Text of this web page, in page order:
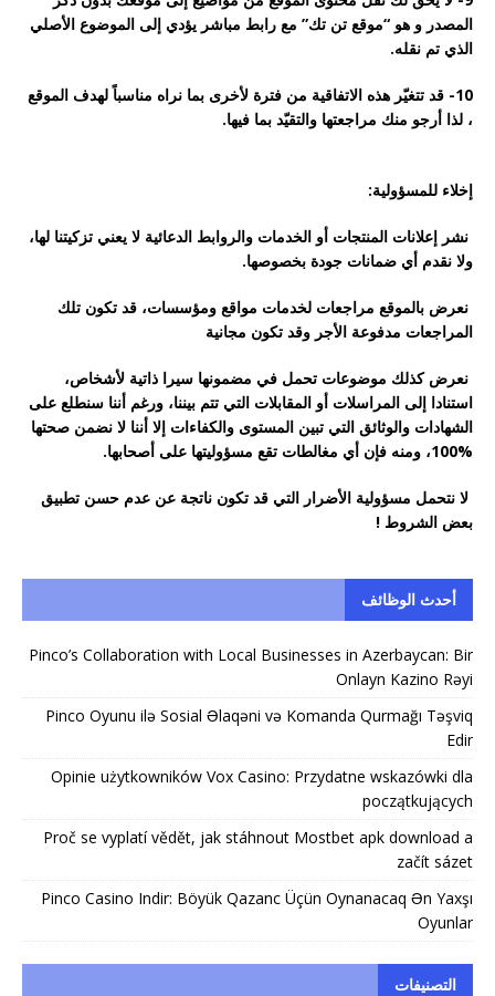
المصدر و هو “موقع تن تك” مع رابط مباشر يؤدي إلى الموضوع الأصلي
الذي تم نقله.
10- ﻗﺪ ﺗﺘﻐﻴّﺮ ﻫﺬﻩ ﺍﻻﺗﻔﺎﻗﻴﺔ ﻣﻦ ﻓﺘﺮﺓ ﻷﺧﺮﻯ ﺑﻤﺎ نراﻩ ﻣﻨﺎﺳﺒﺎً ﻟﻬﺪﻑ الموقع
، ﻟﺬﺍ ﺃﺭﺟﻮ ﻣﻨﻚ ﻣﺮﺍﺟﻌﺘﻬﺎ ﻭﺍﻟﺘﻘﻴّﺪ ﺑﻤﺎ ﻓﻴﻬﺎ.
ﺇﺧﻼﺀ للمسؤولية:
ﻧﺸﺮ ﺇﻋﻼﻧﺎﺕ ﺍﻟﻤﻨﺘﺠﺎﺕ ﺃﻭ ﺍﻟﺨﺪﻣﺎت ﻭﺍﻟﺮﻭﺍﺑﻂ ﺍﻟﺪﻋﺎﺋﻴﺔ ﻻ ﻳﻌﻨﻲ تزكيتنا ﻟﻬﺎ،
ﻭﻻ نقدم ﺃﻱ ﺿﻤﺎﻧﺎﺕ ﺟﻮﺩﺓ ﺑﺨﺼﻮﺻﻬﺎ.
نعرض بالموقع ﻣﺮﺍﺟﻌﺎﺕ ﻟﺨﺪﻣﺎﺕ ﻣﻮﺍﻗﻊ ﻭﻣﺆﺳﺴﺎﺕ، ﻗﺪ ﺗﻜﻮﻥ ﺗﻠﻚ
ﺍﻟﻤﺮﺍﺟﻌﺎﺕ ﻣﺪﻓﻮﻋﺔ ﺍﻷﺟﺮ ﻭﻗﺪ ﺗﻜﻮﻥ ﻣﺠﺎﻧﻴﺔ
نعرض ﻛﺬﻟﻚ موضوعات ﺗﺤﻤﻞ ﻓﻲ ﻣﻀﻤﻮﻧﻬﺎ ﺳﻴﺮﺍ ﺫﺍﺗﻴﺔ ﻷﺷﺨﺎﺹ،
استنادا ﺇﻟﻰ ﺍﻟﻤﺮﺍﺳﻼﺕ ﺃﻭ ﺍﻟﻤﻘﺎﺑﻼﺕ ﺍﻟﺘﻲ ﺗﺘﻢ ﺑﻴﻨﻨﺎ، ﻭﺭﻏﻢ أننا سنطلع ﻋﻠﻰ
ﺍﻟﺸﻬﺎﺩﺍﺕ ﻭﺍﻟﻮﺛﺎﺋﻖ ﺍﻟﺘﻲ ﺗﺒﻴﻦ ﺍﻟﻤﺴﺘﻮﻯ ﻭﺍﻟﻜﻔﺎﺀﺍﺕ ﺇﻻ أننا ﻻ نضمن ﺻﺤﺘﻬﺎ
%100، ﻭﻣﻨﻪ ﻓﺈﻥ ﺃﻱ ﻣﻐﺎﻟﻄﺎﺕ ﺗﻘﻊ مسؤوليتها على ﺃﺻﺤﺎﺑﻬﺎ.
ﻻ ﻧﺘﺤﻤﻞ ﻣﺴﺆﻭﻟﻴﺔ ﺍلأﺿﺮﺍﺭ ﺍﻟﺘﻲ ﻗﺪ ﺗﻜﻮن ﻧﺎﺗﺠﺔ ﻋﻦ ﻋﺪﻡ ﺣﺴﻦ تطبيق
ﺑﻌﺾ الشروط !
أحدث الوظائف
Pinco’s Collaboration with Local Businesses in Azerbaycan: Bir
Onlayn Kazino Rəyi
Pinco Oyunu ilə Sosial Əlaqəni və Komanda Qurmağı Təşviq
Edir
Opinie użytkowników Vox Casino: Przydatne wskazówki dla
początkujących
Proč se vyplatí vědět, jak stáhnout Mostbet apk download a
začít sázet
Pinco Casino Indir: Böyük Qazanc Üçün Oynanacaq Ən Yaxşı
Oyunlar
التصنيفات